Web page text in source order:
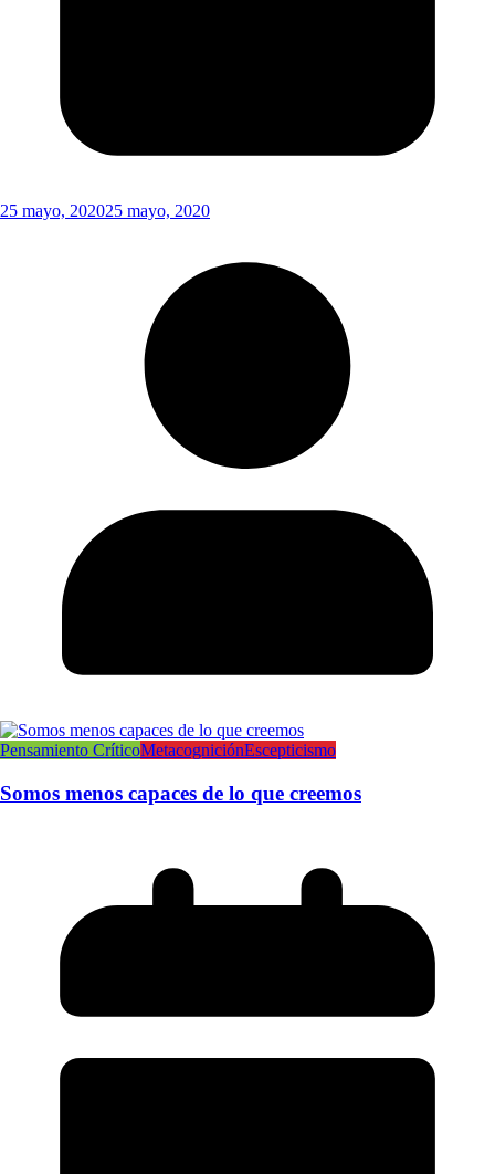
25 mayo, 202025 mayo, 2020
Pensamiento CríticoMetacogniciónEscepticismo
Somos menos capaces de lo que creemos